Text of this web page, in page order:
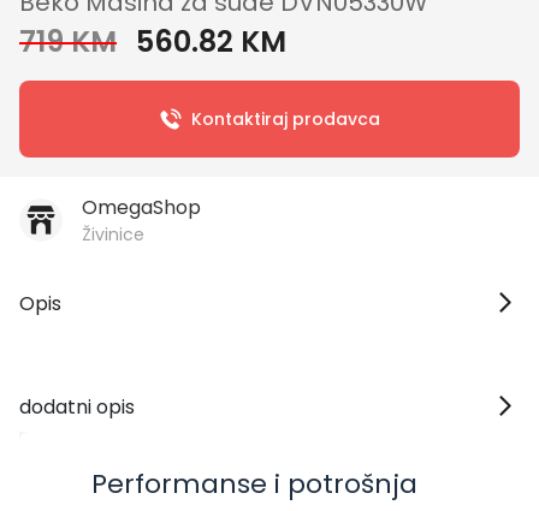
719 KM 560.82 KM
Kontaktiraj prodavca
OmegaShop
Živinice
Opis
dodatni opis
Performanse i potrošnja